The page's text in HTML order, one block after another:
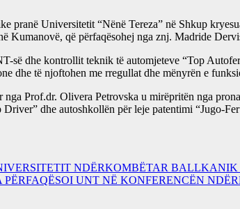
pranë Universitetit “Nënë Tereza” në Shkup
Kumanovë, që përfaqësohej nga znj. Madride
së dhe kontrollit teknik të automjeteve “Top
dhe të njoftohen me rregullat dhe mënyrën e
Prof.dr. Olivera Petrovska u mirëpritën nga
dhe autoshkollën për leje patentimi “Jugo-
NDËRKOMBËTAR BALLKANIK
UNT NË KONFERENCËN